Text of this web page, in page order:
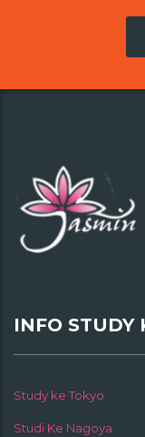
INFO STUDY
Study ke Tokyo
Studi Ke Nagoya